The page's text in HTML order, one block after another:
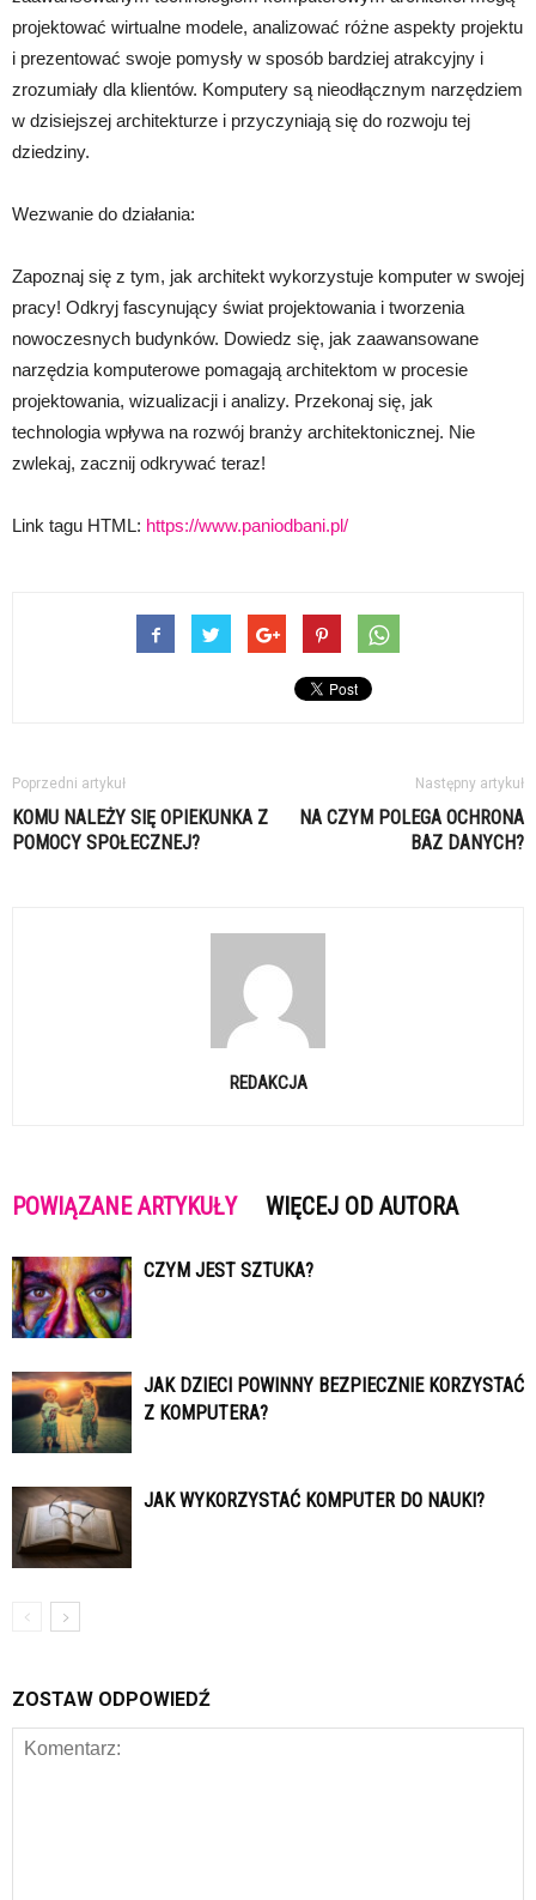
projektować wirtualne modele, analizować różne aspekty projektu
i prezentować swoje pomysły w sposób bardziej atrakcyjny i
zrozumiały dla klientów. Komputery są nieodłącznym narzędziem
w dzisiejszej architekturze i przyczyniają się do rozwoju tej
dziedziny.
Wezwanie do działania:
Zapoznaj się z tym, jak architekt wykorzystuje komputer w swojej
pracy! Odkryj fascynujący świat projektowania i tworzenia
nowoczesnych budynków. Dowiedz się, jak zaawansowane
narzędzia komputerowe pomagają architektom w procesie
projektowania, wizualizacji i analizy. Przekonaj się, jak
technologia wpływa na rozwój branży architektonicznej. Nie
zwlekaj, zacznij odkrywać teraz!
Link tagu HTML: https://www.paniodbani.pl/
Poprzedni artykuł
KOMU NALEŻY SIĘ OPIEKUNKA Z
POMOCY SPOŁECZNEJ?
Następny artykuł
NA CZYM POLEGA OCHRONA
BAZ DANYCH?
REDAKCJA
POWIĄZANE ARTYKUŁY WIĘCEJ OD AUTORA
CZYM JEST SZTUKA?
JAK DZIECI POWINNY BEZPIECZNIE KORZYSTAĆ
Z KOMPUTERA?
JAK WYKORZYSTAĆ KOMPUTER DO NAUKI?
ZOSTAW ODPOWIEDŹ